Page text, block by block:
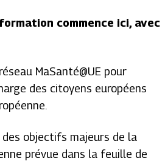
commence ici, avec
MaSanté@UE pour
des citoyens européens
objectifs majeurs de la
prévue dans la feuille de